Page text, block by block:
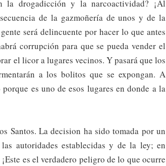
la drogadicción y la narcoactividad? ¡Al
de la gazmoñería de unos y de la
será delincuente por hacer lo que antes
corrupción para que se pueda vender el
el licor a lugares vecinos. Y pasará que los
a los bolitos que se expongan. A
es uno de esos lugares en donde a la
Santos. La decision ha sido tomada por un
autoridades establecidas y de la ley; en
es el verdadero peligro de lo que ocurre